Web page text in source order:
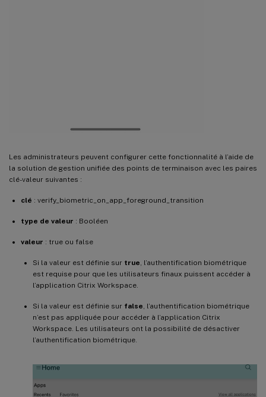
Les administrateurs peuvent configurer cette fonctionnalité à l’aide de
la solution de gestion unifiée des points de terminaison avec les paires
clé-valeur suivantes :
clé : verify_biometric_on_app_foreground_transition
type de valeur : Booléen
valeur : true ou false
Si la valeur est définie sur true, l’authentification biométrique
est requise pour que les utilisateurs finaux puissent accéder à
l’application Citrix Workspace.
Si la valeur est définie sur false, l’authentification biométrique
n’est pas appliquée pour accéder à l’application Citrix
Workspace. Les utilisateurs ont la possibilité de désactiver
l’authentification biométrique.